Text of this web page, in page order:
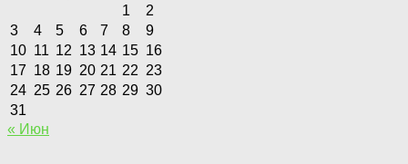
1
2
3
4 5 6 7 8
9
10 11 12 13 14 15 16
17 18 19 20 21 22 23
24 25 26 27 28 29 30
31
« Июн